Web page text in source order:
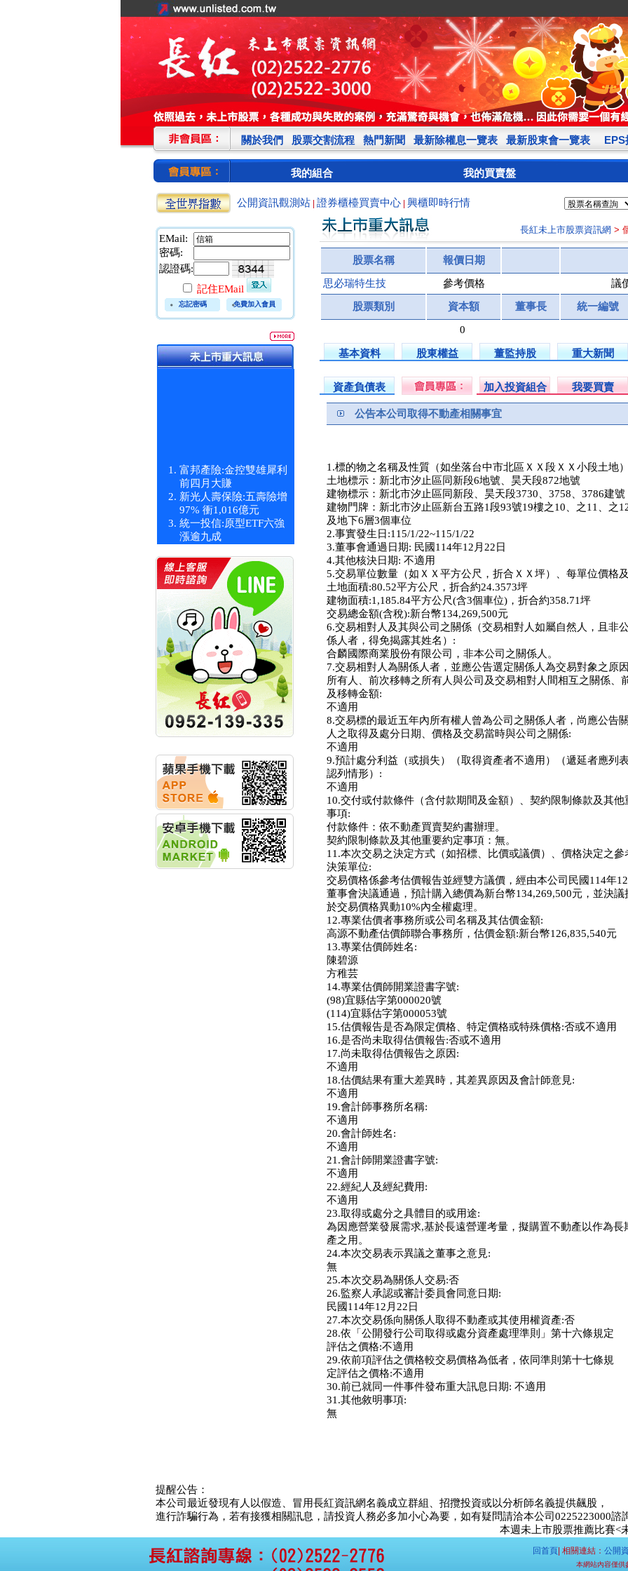
關於我們 股票交割流程 熱門新聞 最新除權息一覽表 最新股東會一覽表 EPS
我的組合 我的買賣盤
公開資訊觀測站 證券櫃檯買賣中心 興櫃即時行情
EMail:
密碼:
認證碼:
記住EMail
忘記密碼 免費加入會員
富邦產險:金控雙雄犀利
前四月大賺
新光人壽保險:五壽險增
97% 衝1,016億元
統一投信:原型ETF六強
漲逾九成
統一投信:主動式ETF溢
價 被盯上
新光人壽保險:新壽Q1外
價金將達996億
宇辰系統科技:宇辰業績
創新高 啟動興櫃轉上櫃
計畫
明緯企業:明緯永續科技
競賽 以電源驅動善的力
量
秀育企業:秀育SHO-U儲
能系統 獲國內首張CNS
認證
聯博投信:聯博00404A
從容擁抱台股主流
碩通散熱股份有限公司
公告董事會通過發言人
及代理發
華旭先進:代重要子公司
碩通散熱股份有限公司
公告董事會決議發行員
工認股權
華旭先進:代重要子公司
碩通散熱股份有限公司
長紅未上市股票資訊網 >
股票名稱 報價日期
思必瑞特生技 參考價格 議
股票類別 資本額 董事長 統一編號
0
基本資料 股東權益 董監持股 重大新聞
資產負債表 加入投資組合 我要買賣
公告本公司取得不動產相關事宜
1.標的物之名稱及性質（如坐落台中市北區ＸＸ段ＸＸ小段土地
土地標示：新北市汐止區同新段6地號、昊天段872地號
建物標示：新北市汐止區同新段、昊天段3730、3758、3786建號
建物門牌：新北市汐止區新台五路1段93號19樓之10、之11、之
及地下6層3個車位
2.事實發生日:115/1/22~115/1/22
3.董事會通過日期: 民國114年12月22日
4.其他核決日期: 不適用
5.交易單位數量（如ＸＸ平方公尺，折合ＸＸ坪）、每單位價格
土地面積:80.52平方公尺，折合約24.3573坪
建物面積:1,185.84平方公尺(含3個車位)，折合約358.71坪
交易總金額(含稅):新台幣134,269,500元
6.交易相對人及其與公司之關係（交易相對人如屬自然人，且非
係人者，得免揭露其姓名）:
合麟國際商業股份有限公司，非本公司之關係人。
7.交易相對人為關係人者，並應公告選定關係人為交易對象之原
所有人、前次移轉之所有人與公司及交易相對人間相互之關係、
及移轉金額:
不適用
8.交易標的最近五年內所有權人曾為公司之關係人者，尚應公告
人之取得及處分日期、價格及交易當時與公司之關係:
不適用
9.預計處分利益（或損失）（取得資產者不適用）（遞延者應列
認列情形）:
不適用
10.交付或付款條件（含付款期間及金額）、契約限制條款及其他
事項:
付款條件：依不動產買賣契約書辦理。
契約限制條款及其他重要約定事項：無。
11.本次交易之決定方式（如招標、比價或議價）、價格決定之參
決策單位:
交易價格係參考估價報告並經雙方議價，經由本公司民國114年
董事會決議通過，預計購入總價為新台幣134,269,500元，並決議
於交易價格異動10%內全權處理。
12.專業估價者事務所或公司名稱及其估價金額:
高源不動產估價師聯合事務所，估價金額:新台幣126,835,540元
13.專業估價師姓名:
陳碧源
方稚芸
14.專業估價師開業證書字號:
(98)宜縣估字第000020號
(114)宜縣估字第000053號
15.估價報告是否為限定價格、特定價格或特殊價格:否或不適用
16.是否尚未取得估價報告:否或不適用
17.尚未取得估價報告之原因:
不適用
18.估價結果有重大差異時，其差異原因及會計師意見:
不適用
19.會計師事務所名稱:
不適用
20.會計師姓名:
不適用
21.會計師開業證書字號:
不適用
22.經紀人及經紀費用:
不適用
23.取得或處分之具體目的或用途:
為因應營業發展需求,基於長遠營運考量，擬購置不動產以作為長
產之用。
24.本次交易表示異議之董事之意見:
無
25.本次交易為關係人交易:否
26.監察人承認或審計委員會同意日期:
民國114年12月22日
27.本次交易係向關係人取得不動產或其使用權資產:否
28.依「公開發行公司取得或處分資產處理準則」第十六條規定
評估之價格:不適用
29.依前項評估之價格較交易價格為低者，依同準則第十七條規
定評估之價格:不適用
30.前已就同一件事件發布重大訊息日期: 不適用
31.其他敘明事項:
無
提醒公告：
本公司最近發現有人以假造、冒用長紅資訊網名義成立群組、招攬投資或以分析師名義提供飆股，
進行詐騙行為，若有接獲相關訊息，請投資人務必多加小心為要，如有疑問請洽本公司0225223000諮
本週未上市股票推薦比賽<未
回首頁 | 相關連結： 公開
本網站內容僅供